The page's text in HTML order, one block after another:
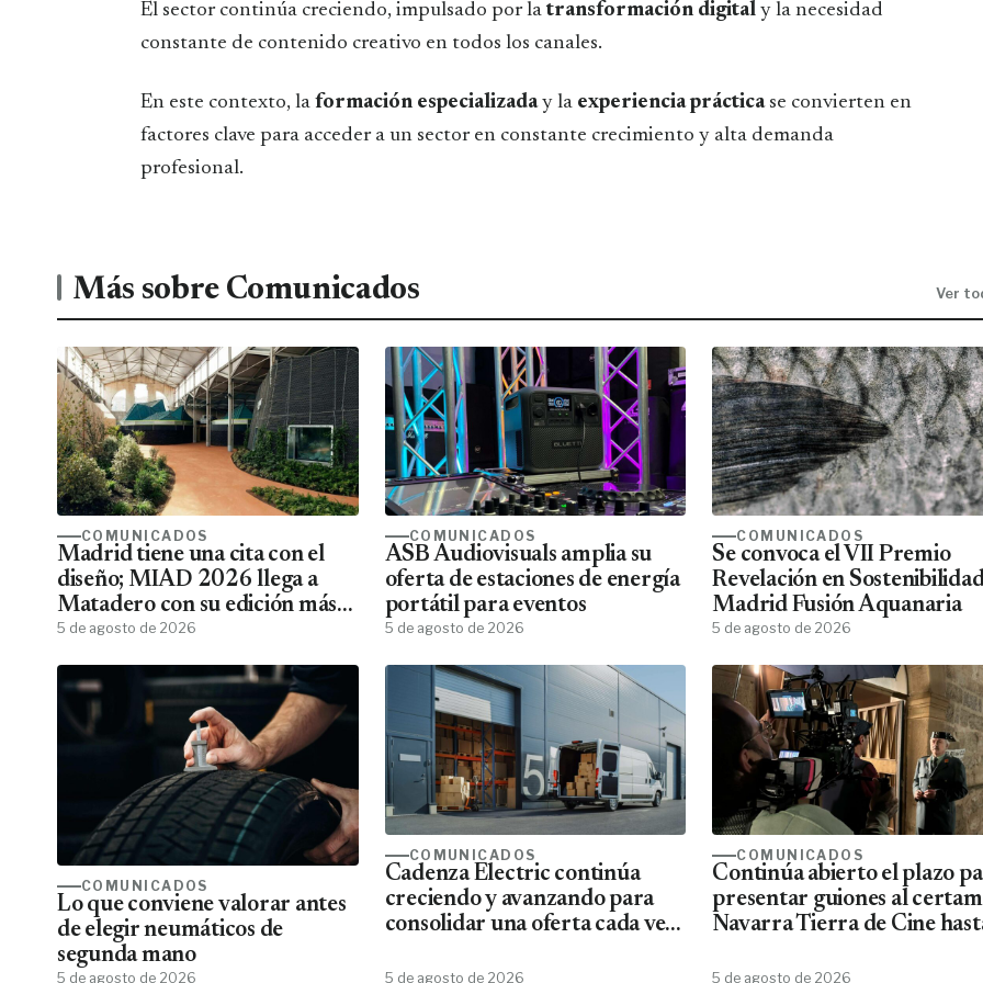
El sector continúa creciendo, impulsado por latransformación digital y la necesidad
constante de contenido creativo en todos los canales.
En este contexto, la formación especializaday la experiencia prácticase convierten en
factores clave para acceder a un sector en constante crecimiento y alta demanda
profesional.
Más sobre Comunicados Ver
COMUNICADOS
Madrid tiene una cita con el
diseño; MIAD 2026 llega a
Matadero con su edición más
ambiciosa
5 de agosto de 2026
COMUNICADOS
ASB Audiovisuals amplia su
oferta de estaciones de energía
portátil para eventos
5 de agosto de 2026
COMUNICADOS
Se convoca el VII Premio
Revelación en
Madrid Fusión Aquanaria
5 de agosto de 2026
COMUNICADOS
Lo que conviene valorar antes
de elegir neumáticos de
segunda mano
5 de agosto de 2026
COMUNICADOS
Cadenza Electric continúa
creciendo y avanzando para
consolidar una oferta cada vez
eléctrico Schneider
5 de agosto de 2026
COMUNICADOS
Continúa abierto el plazo
presentar guiones al
Navarra Tierra de Cine
5 de agosto de 2026